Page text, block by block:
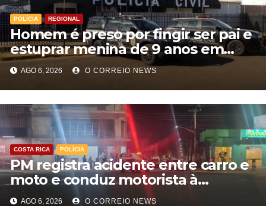
POLÍCIA REGIONAL
Homem é preso por fingir ser pai e
estuprar menina de 9 anos em
Aparecida do Taboado
AGO 6, 2026 O CORREIO NEWS
COSTA RICA POLÍCIA
PM registra acidente entre carro e
moto e conduz motorista à
Delegacia em Costa Rica
AGO 6, 2026 O CORREIO NEWS